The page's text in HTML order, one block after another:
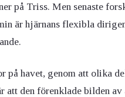
på Triss. Men senaste
är hjärnans flexibla
på havet, genom att olika
att den förenklade bilden